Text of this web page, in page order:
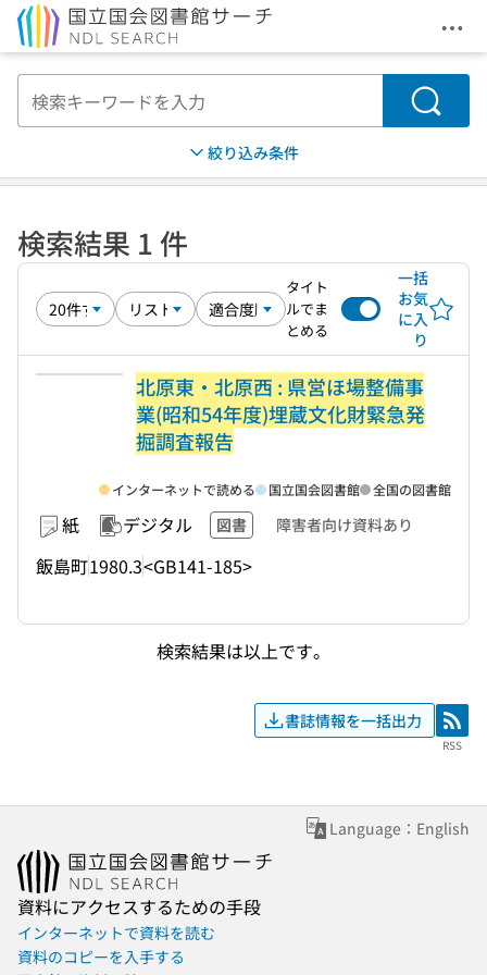
メ
検索
絞り込み条件
検索結果 1 件
タイト
ルでま
とめる
一括
お気
に入
り
北原東・北原西 : 県営ほ場整備事
業(昭和54年度)埋蔵文化財緊急発
掘調査報告
紙 デジタル 図書 障害者向け資料あり
飯島町1980.3<GB141-185>
インターネットで読める 国立国会図書館 全国の図書館
検索結果は以上です。
書誌情報を一括出力 RSS
RSS
Language：English
資料にアクセスするための手段
インターネットで資料を読む
資料のコピーを入手する